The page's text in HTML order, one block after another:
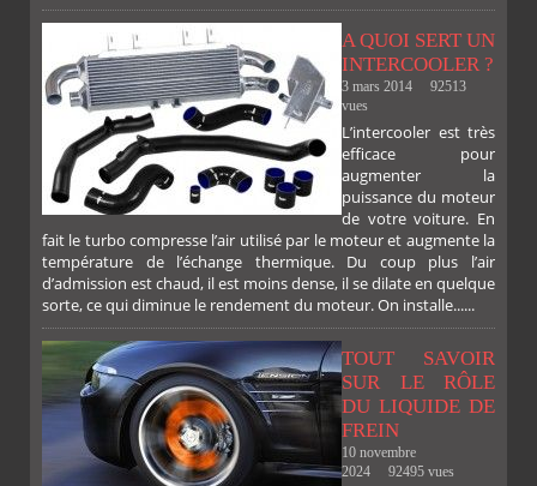
A QUOI SERT UN
INTERCOOLER ?
3 mars 2014
92513
vues
L’intercooler est très
efficace pour
augmenter la
puissance du moteur
de votre voiture. En
fait le turbo compresse l’air utilisé par le moteur et augmente la
température de l’échange thermique. Du coup plus l’air
d’admission est chaud, il est moins dense, il se dilate en quelque
sorte, ce qui diminue le rendement du moteur. On installe......
TOUT SAVOIR
SUR LE RÔLE
DU LIQUIDE DE
FREIN
10 novembre
2024
92495 vues